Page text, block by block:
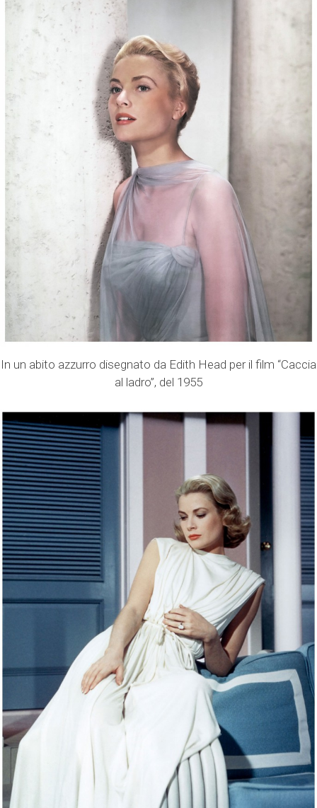
In un abito azzurro disegnato da Edith Head per il film “Caccia
al ladro”, del 1955